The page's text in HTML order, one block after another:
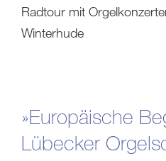
Radtour mit
Winterhude
»Europäische
Lübecker